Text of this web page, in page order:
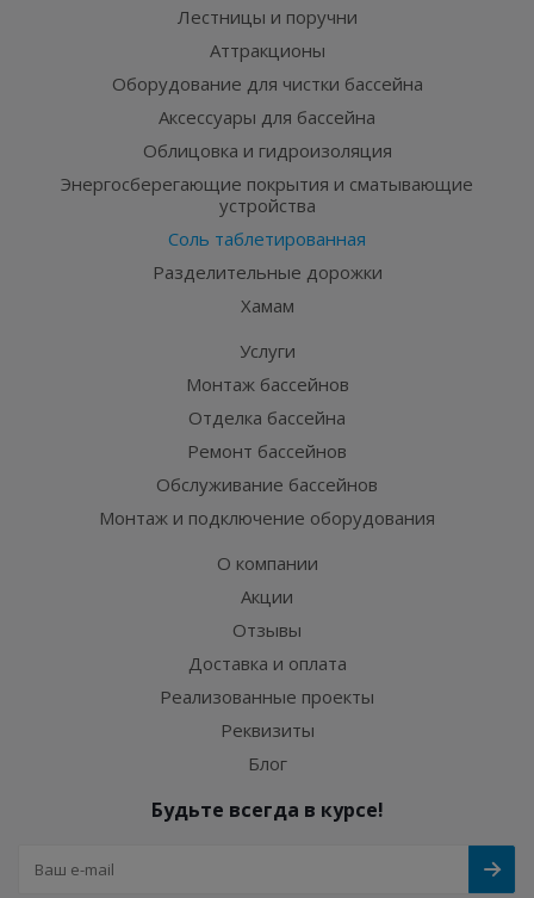
Лестницы и поручни
Аттракционы
Оборудование для чистки бассейна
Аксессуары для бассейна
Облицовка и гидроизоляция
Энергосберегающие покрытия и сматывающие
устройства
Соль таблетированная
Разделительные дорожки
Хамам
Услуги
Монтаж бассейнов
Отделка бассейна
Ремонт бассейнов
Обслуживание бассейнов
Монтаж и подключение оборудования
О компании
Акции
Отзывы
Доставка и оплата
Реализованные проекты
Реквизиты
Блог
Будьте всегда в курсе!